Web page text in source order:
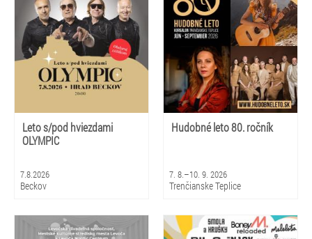
Leto s/pod hviezdami
OLYMPIC
7.8.2026
Beckov
Hudobné leto 80. ročník
7. 8.–10. 9. 2026
Trenčianske Teplice